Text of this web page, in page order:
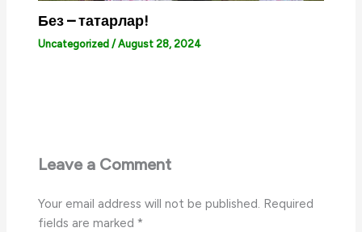
Без – татарлар!
Uncategorized /August 28, 2024
Leave a Comment
Your email address will not be published. Required
fields are marked*